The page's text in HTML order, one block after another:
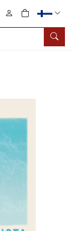
Hae
0
tuotetta